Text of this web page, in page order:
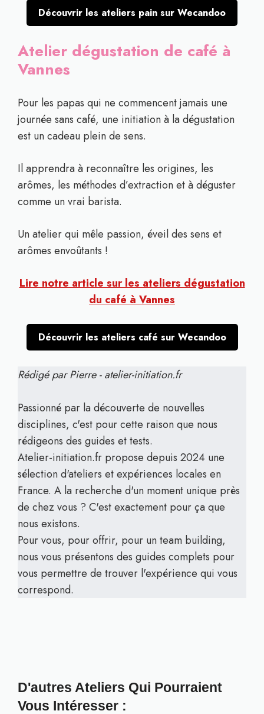
Découvrir les ateliers pain sur Wecandoo
Atelier dégustation de café à
Vannes
Pour les papas qui ne commencent jamais une
journée sans café, une initiation à la dégustation
est un cadeau plein de sens.
Il apprendra à reconnaître les origines, les
arômes, les méthodes d’extraction et à déguster
comme un vrai barista.
Un atelier qui mêle passion, éveil des sens et
arômes envoûtants !
Lire notre article sur les ateliers dégustation
du café à Vannes
Découvrir les ateliers café sur Wecandoo
Rédigé par Pierre - atelier-initiation.fr
Passionné par la découverte de nouvelles
disciplines, c'est pour cette raison que nous
rédigeons des guides et tests.
Atelier-initiation.fr propose depuis 2024 une
sélection d'ateliers et expériences locales en
France. A la recherche d'un moment unique près
de chez vous ? C'est exactement pour ça que
nous existons.
Pour vous, pour offrir, pour un team building,
nous vous présentons des guides complets pour
vous permettre de trouver l'expérience qui vous
correspond.
D'autres Ateliers Qui Pourraient
Vous Intéresser :